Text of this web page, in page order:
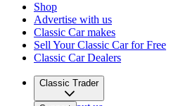
Shop
Advertise with us
Classic Car makes
Sell Your Classic Car for Free
Classic Car Dealers
Classic Trader